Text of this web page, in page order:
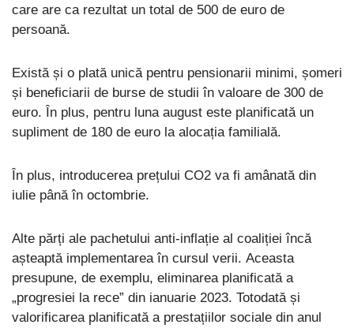
care are ca rezultat un total de 500 de euro de
persoană.
Există și o plată unică pentru pensionarii minimi, șomeri
și beneficiarii de burse de studii în valoare de 300 de
euro. În plus, pentru luna august este planificată un
supliment de 180 de euro la alocația familială.
În plus, introducerea prețului CO2 va fi amânată din
iulie până în octombrie.
Alte părți ale pachetului anti-inflație al coaliției încă
așteaptă implementarea în cursul verii. Aceasta
presupune, de exemplu, eliminarea planificată a
„progresiei la rece” din ianuarie 2023. Totodată și
valorificarea planificată a prestațiilor sociale din anul